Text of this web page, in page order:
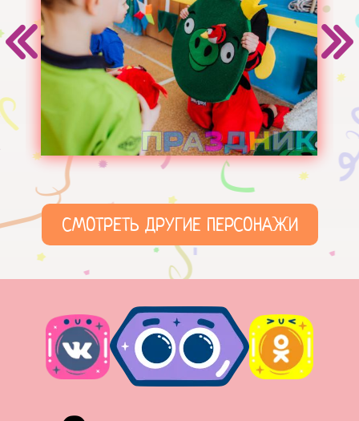
СМОТРЕТЬ ДРУГИЕ ПЕРСОНАЖИ